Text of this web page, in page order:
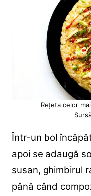
Rețeta celor
Într-un bol
apoi se adaugă
susan, ghimbirul
până când